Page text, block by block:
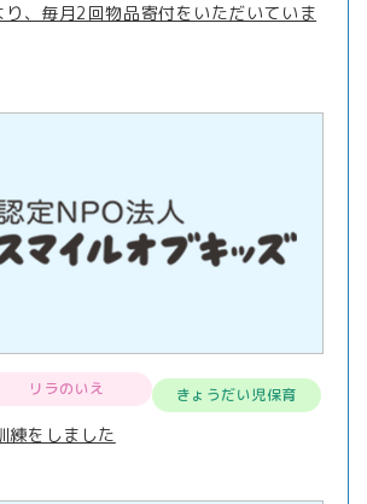
、毎月2回物品寄付をいただいていま
リラのいえ きょうだい児保育
練をしました